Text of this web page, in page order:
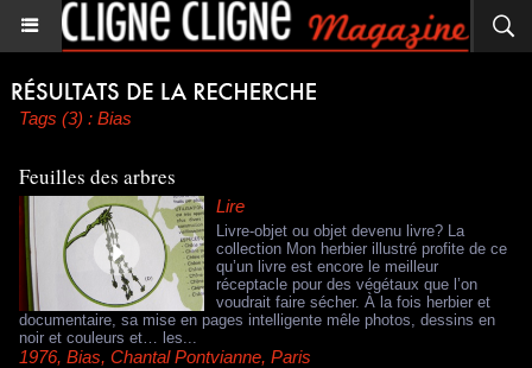
Tags (3) : Bias
Feuilles des arbres
Lire
Livre-objet ou objet devenu livre? La
collection Mon herbier illustré profite de ce
qu’un livre est encore le meilleur
réceptacle pour des végétaux que l’on
voudrait faire sécher. À la fois herbier et
documentaire, sa mise en pages intelligente mêle photos, dessins en
noir et couleurs et… les...
1976, Bias, Chantal Pontvianne, Paris